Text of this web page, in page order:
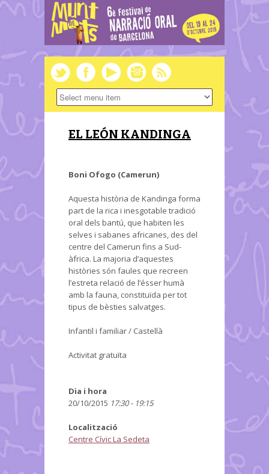
EL LEÓN KANDINGA
Boni Ofogo (Camerun)
Aquesta història de Kandinga forma
part de la rica i inesgotable tradició
oral dels bantú, que habiten les
selves i sabanes africanes, des del
centre del Camerun fins a Sud-
àfrica. La majoria d’aquestes
històries són faules que recreen
l’estreta relació de l’ésser humà
amb la fauna, constituïda per tot
tipus de bèsties salvatges.
Infantil i familiar / Castellà
Activitat gratuïta
Dia i hora
20/10/2015 17:30 - 19:15
Localització
Centre Cívic La Sedeta